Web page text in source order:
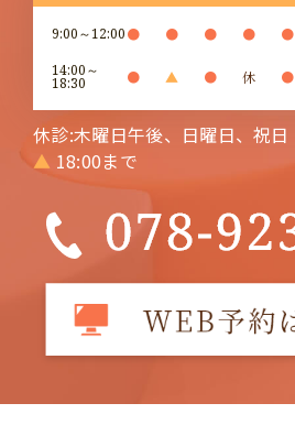
9:00～12:00● ● ● ● ●
14:00～
18:30 ● ▲ ● 休 ●
休診:木曜日午後、日曜日、祝日
▲ 18:00まで